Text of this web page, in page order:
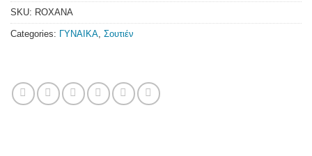
SKU: ROXANA
Categories: ΓΥΝΑΙΚΑ, Σουτιέν